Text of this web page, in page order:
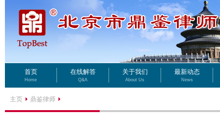
首页
Home
在线解答
Q&A
关于我们
About Us
最新动态
News
主页 鼎鉴律师